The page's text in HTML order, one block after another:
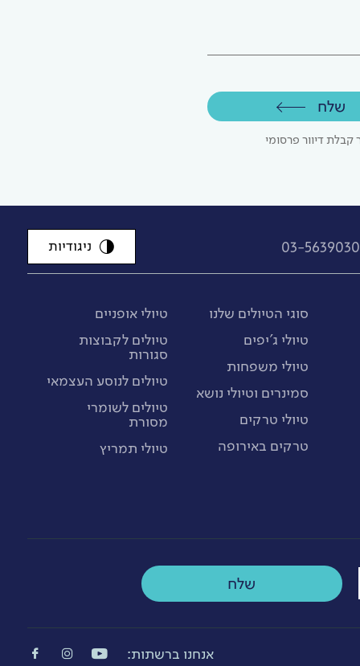
דיוור פרסומי
שלח
03-5639030 ניגודיות
סוגי הטיולים שלנו
טיולי ג'יפים
טיולי משפחות
סמינרים וטיולי נושא
טיולי טרקים
טרקים באירופה
טיולי אופניים
טיולים לקבוצות
סגורות
טיולים לנוסע העצמאי
טיולים לשומרי
מסורת
טיולי תמריץ
שלח
אנחנו ברשתות: